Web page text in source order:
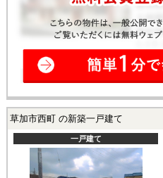
草加市西町 の新築一戸建て
一戸建て